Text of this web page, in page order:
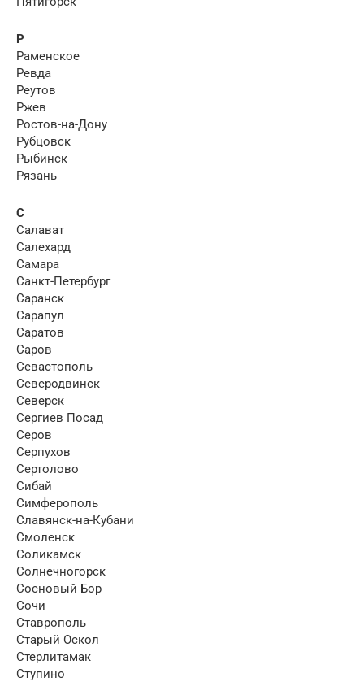
Р
Раменское
Ревда
Реутов
Ржев
Ростов-на-Дону
Рубцовск
Рыбинск
Рязань
С
Салават
Салехард
Самара
Санкт-Петербург
Саранск
Сарапул
Саратов
Саров
Севастополь
Северодвинск
Северск
Сергиев Посад
Серов
Серпухов
Сертолово
Сибай
Симферополь
Славянск-на-Кубани
Смоленск
Соликамск
Солнечногорск
Сосновый Бор
Сочи
Ставрополь
Старый Оскол
Стерлитамак
Ступино